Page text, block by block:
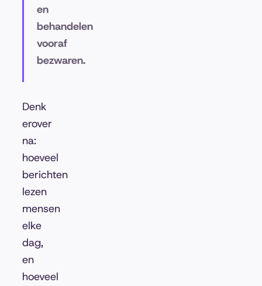
en
behandelen
vooraf
bezwaren.
Denk
erover
na:
hoeveel
berichten
lezen
mensen
elke
dag,
en
hoeveel